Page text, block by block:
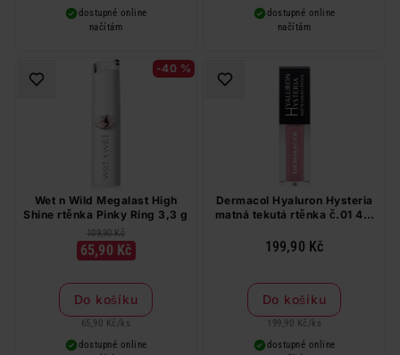
dostupné online
načítám
dostupné online
načítám
-40 %
Wet n Wild Megalast High
Shine rtěnka Pinky Ring 3,3 g
109,90 Kč
65,90 Kč
Do košíku
65,90 Kč / ks
dostupné online
Dermacol Hyaluron Hysteria
matná tekutá rtěnka č.01 4,5
199,90 Kč
Do košíku
199,90 Kč / ks
dostupné online